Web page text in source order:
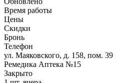
Время работы
Цены
Скидки
Бронь
Телефон
ул. Маяковского, д. 158, пом. 39
Ремедика Аптека №15
Закрыто